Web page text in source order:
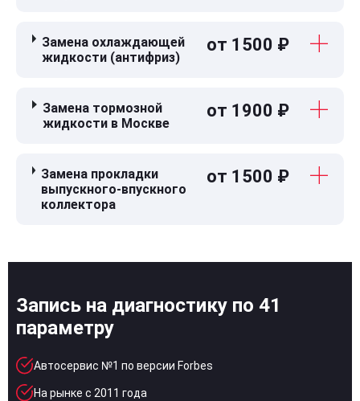
Замена охлаждающей
жидкости (антифриз)
от 1500 ₽
Замена тормозной
жидкости в Москве
от 1900 ₽
Замена прокладки
выпускного-впускного
коллектора
от 1500 ₽
Запись на диагностику по 41
параметру
Автосервис №1 по версии Forbes
На рынке с 2011 года